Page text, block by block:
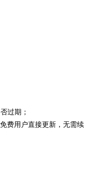
过期；
费用户直接更新，无需续